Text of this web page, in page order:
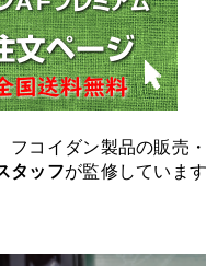
フコイダン製品の販売
タッフが監修しています